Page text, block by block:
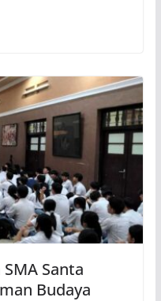
Santa
Budaya